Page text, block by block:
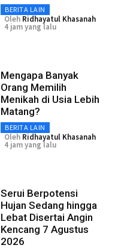
BERITA LAIN
Oleh Ridhayatul Khasanah
4 jam yang lalu
Mengapa Banyak
Orang Memilih
Menikah di Usia Lebih
Matang?
BERITA LAIN
Oleh Ridhayatul Khasanah
4 jam yang lalu
Serui Berpotensi
Hujan Sedang hingga
Lebat Disertai Angin
Kencang 7 Agustus
2026